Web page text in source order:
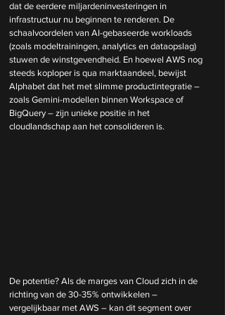
dat de eerdere miljardeninvesteringen in
infrastructuur nu beginnen te renderen. De
schaalvoordelen van AI-gebaseerde workloads
(zoals modeltrainingen, analytics en dataopslag)
stuwen de winstgevendheid. En hoewel AWS nog
steeds koploper is qua marktaandeel, bewijst
Alphabet dat het met slimme productintegratie –
zoals Gemini-modellen binnen Workspace of
BigQuery – zijn unieke positie in het
cloudlandschap aan het consolideren is.
De potentie? Als de marges van Cloud zich in de
richting van de 30-35% ontwikkelen –
vergelijkbaar met AWS – kan dit segment over